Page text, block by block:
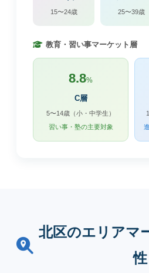
15〜24歳 25〜39歳
教育・習い事マーケット層
8.8%
C層
5〜14歳（小・中学生）
習い事・塾の主要対象
北区のエリアマ
性